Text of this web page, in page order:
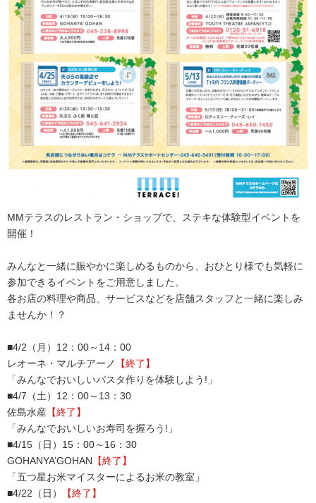
MMテラスのレストラン・ショップで、ステキな体験型イベントを
開催！
みんなと一緒に賑やかに楽しめるものから、おひとり様でも気軽に
参加できるイベントをご用意しました。
各お店の料理や商品、サービスなどを店舗スタッフと一緒に楽しみ
ませんか！？
■4/2（月）12：00～14：00
レオーネ・マルチアーノ
【終了】
「みんなでおいしいパスタ作りを体験しよう!」
■4/7（土）12：00～13：30
佐島水産 【終了】
「みんなでおいしいお寿司を握ろう!」
■4/15（日）15：00～16：30
GOHANYA’GOHAN 【終了】
「五つ星お米マイスターによるお米の教室」
■4/22（日）
【終了】